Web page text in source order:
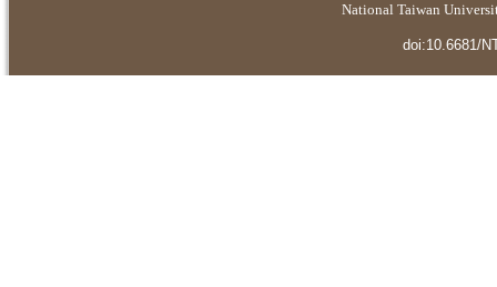
National Taiwan
doi:10.6681/